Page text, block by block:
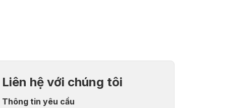
Liên hệ với chúng tôi
Thông tin yêu cầu